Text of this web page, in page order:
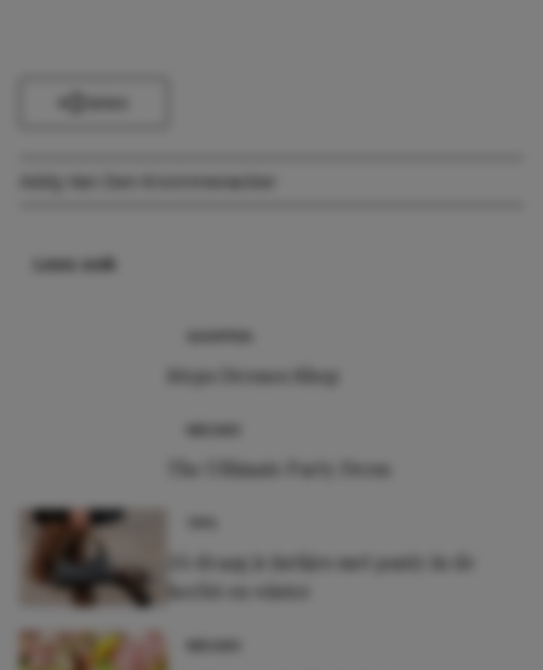
Addy Van Den Krommenacker
Lees ook
Steps Dresses Shop
The Ultimate Party Dress
Zó draag je jurkjes met panty in de